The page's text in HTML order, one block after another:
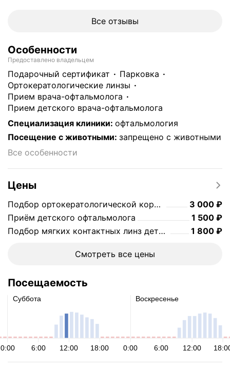
Все отзывы
Особенности
Предоставлено владельцем
подарочный сертификат
парковка
ортокератологические линзы
прием врача-офтальмолога
прием детского врача-офтальмолога
Специализация клиники: офтальмология
Посещение с животными: запрещено с животными
Все особенности
Цены
Подбор ортокератологической коррекции Цена
3000
3 000 ₽
Приём детского офтальмолога
Цена
1500
1 500 ₽
Подбор мягких контактных линз детям до 18 лет
Цена
1800
1 800 ₽
Смотреть все цены
Посещаемость